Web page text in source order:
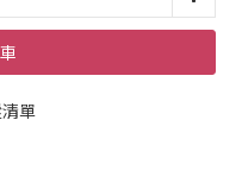
單